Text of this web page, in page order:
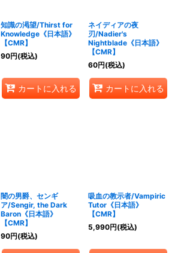
知識の渇望/Thirst for
Knowledge《日本語》
【CMR】
90円(税込)
カートに入れる
ネイディアの夜
刃/Nadier's
Nightblade《日本語》
【CMR】
60円(税込)
カートに入れる
闇の男爵、センギ
ア/Sengir, the Dark
Baron《日本語》
【CMR】
90円(税込)
吸血の教示者/Vampiric
Tutor《日本語》
【CMR】
5,990円(税込)